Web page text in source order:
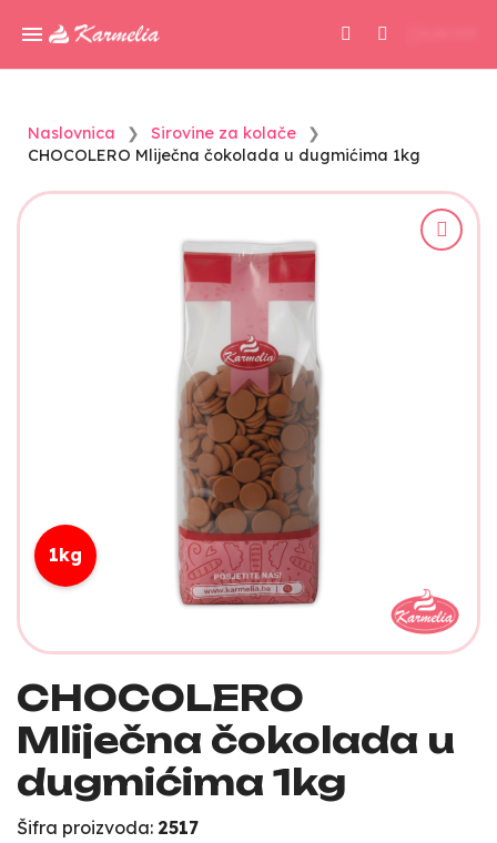
Naslovnica
Sirovine za kolače
CHOCOLERO Mliječna čokolada u dugmićima 1kg
1kg
CHOCOLERO
Mliječna čokolada u
dugmićima 1kg
Šifra proizvoda: 2517